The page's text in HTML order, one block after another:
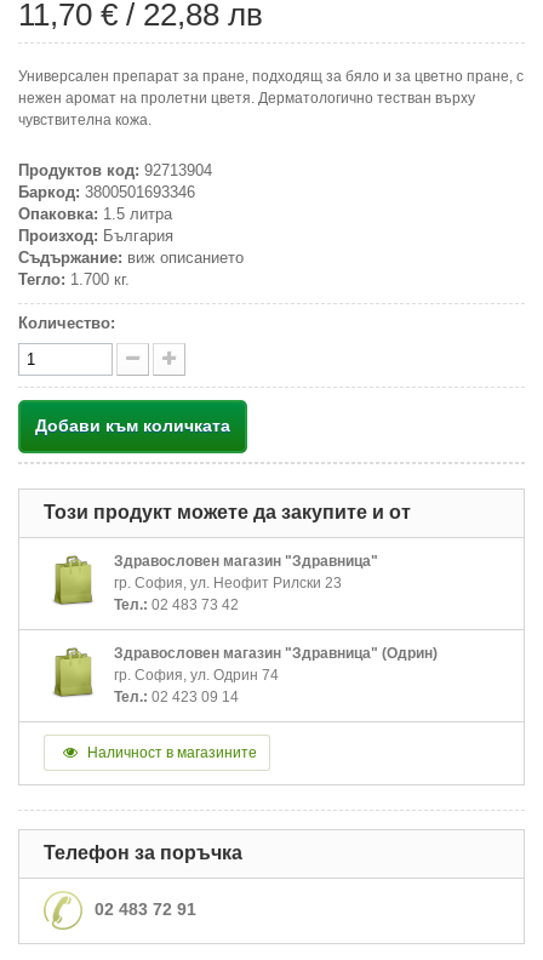
11,70 € / 22,88 лв
Универсален препарат за пране, подходящ за бяло и за цветно пране, с
нежен аромат на пролетни цветя. Дерматологично тестван върху
чувствителна кожа.
Продуктов код: 92713904
Баркод: 3800501693346
Опаковка: 1.5 литра
Произход: България
Съдържание: виж описанието
Тегло: 1.700 кг.
Количество:
Добави към количката
Този продукт можете да закупите и от
Здравословен магазин "Здравница"
гр. София, ул. Неофит Рилски 23
Тел.: 02 483 73 42
Здравословен магазин "Здравница" (Одрин)
гр. София, ул. Одрин 74
Тел.: 02 423 09 14
Наличност в магазините
Телефон за поръчка
02 483 72 91